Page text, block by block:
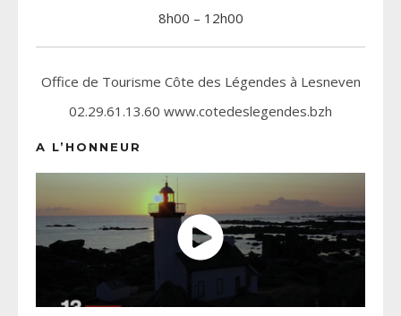
8h00 – 12h00
Office de Tourisme Côte des Légendes à Lesneven
02.29.61.13.60 www.cotedeslegendes.bzh
A L’HONNEUR